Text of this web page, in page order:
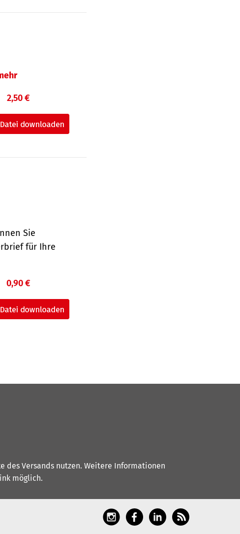
2,50 €
Sie
für Ihre
0,90 €
des Versands nutzen. Weitere Informationen
möglich.